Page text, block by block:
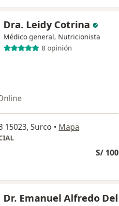
Dra. Leidy Cotrina
Médico general, Nutricionista
8 opinión
15023, Surco • Mapa
S/ 100
Dr. Emanuel Alfredo Del